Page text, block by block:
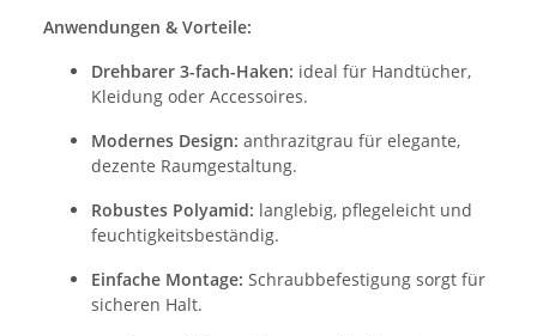
Anwendungen & Vorteile:
Drehbarer 3-fach-Haken: ideal für Handtücher,
Kleidung oder Accessoires.
Modernes Design: anthrazitgrau für elegante,
dezente Raumgestaltung.
Robustes Polyamid: langlebig, pflegeleicht und
feuchtigkeitsbeständig.
Einfache Montage: Schraubbefestigung sorgt für
sicheren Halt.